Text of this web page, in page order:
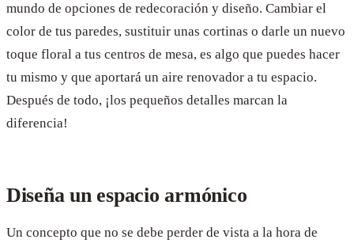
mundo de opciones de redecoración y diseño. Cambiar el
color de tus paredes, sustituir unas cortinas o darle un nuevo
toque floral a tus centros de mesa, es algo que puedes hacer
tu mismo y que aportará un aire renovador a tu espacio.
Después de todo, ¡los pequeños detalles marcan la
diferencia!
Diseña un espacio armónico
Un concepto que no se debe perder de vista a la hora de